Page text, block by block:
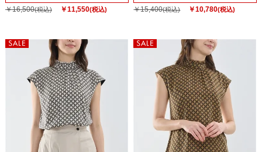
￥16,500(税込) ￥11,550(税込) ￥15,400(税込) ￥10,780(税込)